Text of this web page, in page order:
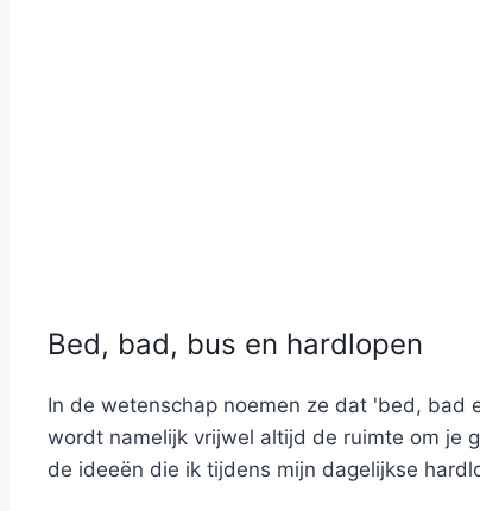
Bed, bad, bus en hardlopen
In de wetenschap noemen ze dat 'bed, bad
wordt namelijk vrijwel altijd de ruimte om je
de ideeën die ik tijdens mijn dagelijkse